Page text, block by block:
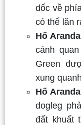
dốc về
có thể lăn
Hố
cảnh
Green
xung
Hố
dogleg
đất khuất